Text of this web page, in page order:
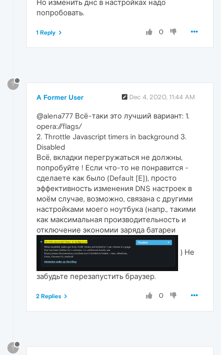
Но изменить днс в настройках надо
попробовать.
0
1 Reply
?
A Former User Dec 4, 2020, 11:44 AM
@alena777 Всё-таки это лучший вариант: 1.
opera://flags/
2. Throttle Javascript timers in background 3.
Disabled
Всё, вкладки перегружаться не должны,
попробуйте ! Если что-то не понравится -
сделаете как было (Default [E]), просто
эффективность изменения DNS настроек в
моём случае, возможно, связана с другими
настройками моего ноутбука (напр., такими
как максимальная производительность и
отключение экономии заряда батареи
) Не
забудьте перезапустить браузер.
0
2 Replies
?